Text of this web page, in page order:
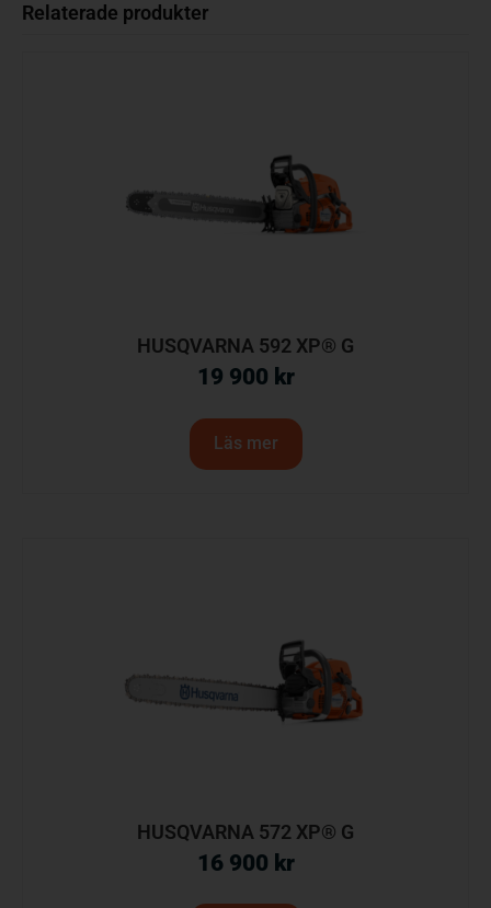
Relaterade produkter
HUSQVARNA 592 XP® G
19 900 kr
Läs mer
HUSQVARNA 572 XP® G
16 900 kr